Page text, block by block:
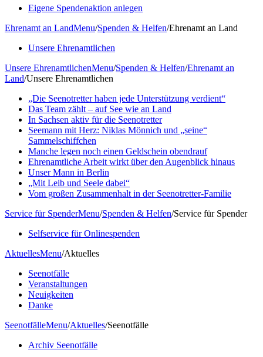
Eigene Spendenaktion anlegen
Ehrenamt an LandMenu/Spenden & Helfen/Ehrenamt an Land
Unsere Ehrenamtlichen
Unsere EhrenamtlichenMenu/Spenden & Helfen/Ehrenamt an
Land/Unsere Ehrenamtlichen
„Die Seenotretter haben jede Unterstützung verdient“
Das Team zählt – auf See wie an Land
In Sachsen aktiv für die Seenotretter
Seemann mit Herz: Niklas Mönnich und „seine“
Sammelschiffchen
Manche legen noch einen Geldschein obendrauf
Ehrenamtliche Arbeit wirkt über den Augenblick hinaus
Unser Mann in Berlin
„Mit Leib und Seele dabei“
Vom großen Zusammenhalt in der Seenotretter-Familie
Service für SpenderMenu/Spenden & Helfen/Service für Spender
Selfservice für Onlinespenden
AktuellesMenu/Aktuelles
Seenotfälle
Veranstaltungen
Neuigkeiten
Danke
SeenotfälleMenu/Aktuelles/Seenotfälle
Archiv Seenotfälle